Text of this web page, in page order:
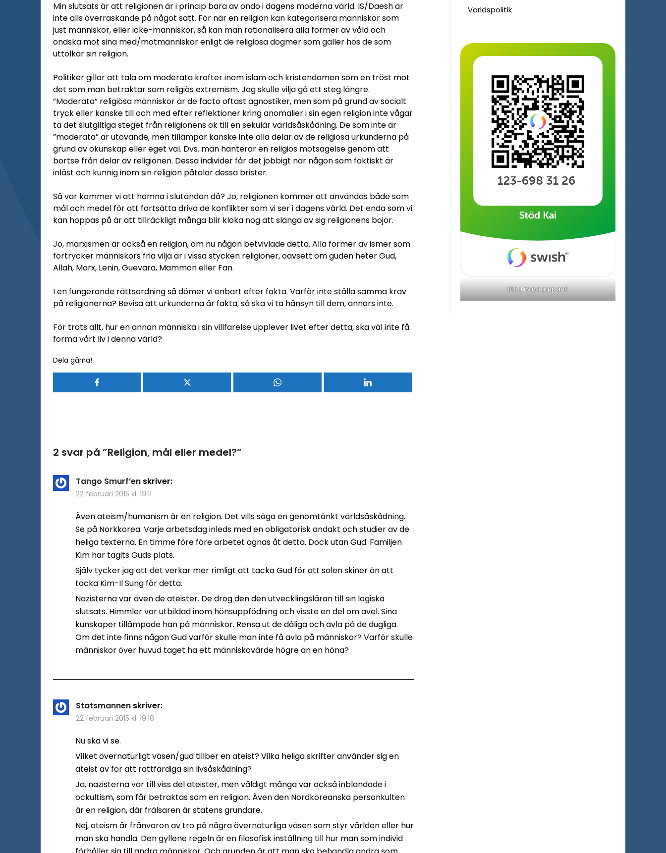
Min slutsats är att religionen är i princip bara av ondo i dagens moderna värld. IS/Daesh är
inte alls överraskande på något sätt. För när en religion kan kategorisera människor som
just människor, eller icke-människor, så kan man rationalisera alla former av våld och
ondska mot sina med/motmänniskor enligt de religiösa dogmer som gäller hos de som
uttolkar sin religion.
Politiker gillar att tala om moderata krafter inom islam och kristendomen som en tröst mot
det som man betraktar som religiös extremism. Jag skulle vilja gå ett steg längre.
”Moderata” religiösa människor är de facto oftast agnostiker, men som på grund av socialt
tryck eller kanske till och med efter reflektioner kring anomalier i sin egen religion inte vågar
ta det slutgiltiga steget från religionens ok till en sekulär världsåskådning. De som inte är
”moderata” är utövande, men tillämpar kanske inte alla delar av de religiösa urkunderna på
grund av okunskap eller eget val. Dvs. man hanterar en religiös motsägelse genom att
bortse från delar av religionen. Dessa individer får det jobbigt när någon som faktiskt är
inläst och kunnig inom sin religion påtalar dessa brister.
Så var kommer vi att hamna i slutändan då? Jo, religionen kommer att användas både som
mål och medel för att fortsätta driva de konflikter som vi ser i dagens värld. Det enda som vi
kan hoppas på är att tillräckligt många blir kloka nog att slänga av sig religionens bojor.
Jo, marxismen är också en religion, om nu någon betvivlade detta. Alla former av ismer som
förtrycker människors fria vilja är i vissa stycken religioner, oavsett om guden heter Gud,
Allah, Marx, Lenin, Guevara, Mammon eller Fan.
I en fungerande rättsordning så dömer vi enbart efter fakta. Varför inte ställa samma krav
på religionerna? Bevisa att urkunderna är fakta, så ska vi ta hänsyn till dem, annars inte.
För trots allt, hur en annan människa i sin villfarelse upplever livet efter detta, ska väl inte få
forma vårt liv i denna värld?
Dela gärna!
2 svar på ”Religion, mål eller medel?”
Tango Smurf’en skriver:
22 februari 2015 kl. 19:11
Även ateism/humanism är en religion. Det vills säga en genomtänkt världsåskådning.
Se på Norkkorea. Varje arbetsdag inleds med en obligatorisk andakt och studier av de
heliga texterna. En timme före före arbetet ägnas åt detta. Dock utan Gud. Familjen
Kim har tagits Guds plats.
Själv tycker jag att det verkar mer rimligt att tacka Gud för att solen skiner än att
tacka Kim-Il Sung för detta.
Nazisterna var även de ateister. De drog den den utvecklingsläran till sin logiska
slutsats. Himmler var utbildad inom hönsuppfödning och visste en del om avel. Sina
kunskaper tillämpade han på människor. Rensa ut de dåliga och avla på de dugliga.
Om det inte finns någon Gud varför skulle man inte få avla på människor? Varför skulle
människor över huvud taget ha ett människovärde högre än en höna?
Statsmannen skriver:
22 februari 2015 kl. 19:18
Nu ska vi se.
Vilket övernaturligt väsen/gud tillber en ateist? Vilka heliga skrifter använder sig en
ateist av för att rättfärdiga sin livsåskådning?
Ja, nazisterna var till viss del ateister, men väldigt många var också inblandade i
ockultism, som får betraktas som en religion. Även den Nordkoreanska personkulten
är en religion, där frälsaren är statens grundare.
Nej, ateism är frånvaron av tro på några övernaturliga väsen som styr världen eller hur
man ska handla. Den gyllene regeln är en filosofisk inställning till hur man som individ
Världspolitik
Stöd min kampanj!